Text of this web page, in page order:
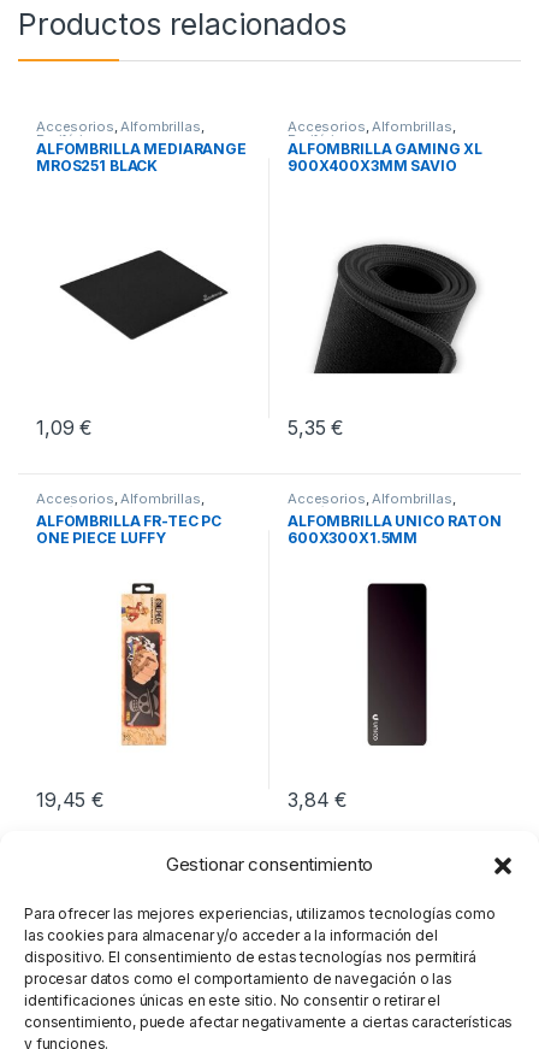
Gestionar consentimiento
Para ofrecer las mejores experiencias, utilizamos tecnologías como
las cookies para almacenar y/o acceder a la información del
dispositivo. El consentimiento de estas tecnologías nos permitirá
procesar datos como el comportamiento de navegación o las
identificaciones únicas en este sitio. No consentir o retirar el
consentimiento, puede afectar negativamente a ciertas características
y funciones.
Productos relacionados
Accesorios,Alfombrillas,
Periféricos
ALFOMBRILLA MEDIARANGE
MROS251 BLACK
1,09€
Accesorios,Alfombrillas,
Periféricos
ALFOMBRILLA GAMING XL
900X400X3MM SAVIO
5,35€
Accesorios,Alfombrillas,
Periféricos
ALFOMBRILLA FR-TEC PC
ONE PIECE LUFFY
19,45€
Accesorios,Alfombrillas,
Periféricos
ALFOMBRILLA UNICO RATON
600X300X1.5MM
3,84€